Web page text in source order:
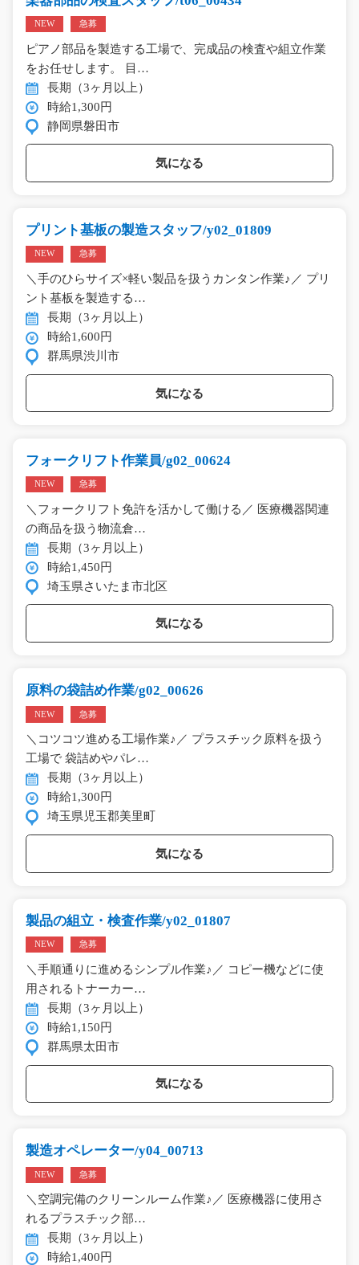
NEW 急募
ピアノ部品を製造する工場で、完成品の検査や組立作業
をお任せします。 目…
長期（3ヶ月以上）
時給1,300円
静岡県磐田市
気になる
プリント基板の製造スタッフ/y02_01809
NEW 急募
＼手のひらサイズ×軽い製品を扱うカンタン作業♪／ プリ
ント基板を製造する…
長期（3ヶ月以上）
時給1,600円
群馬県渋川市
気になる
フォークリフト作業員/g02_00624
NEW 急募
＼フォークリフト免許を活かして働ける／ 医療機器関連
の商品を扱う物流倉…
長期（3ヶ月以上）
時給1,450円
埼玉県さいたま市北区
気になる
原料の袋詰め作業/g02_00626
NEW 急募
＼コツコツ進める工場作業♪／ プラスチック原料を扱う
工場で 袋詰めやパレ…
長期（3ヶ月以上）
時給1,300円
埼玉県児玉郡美里町
気になる
製品の組立・検査作業/y02_01807
NEW 急募
＼手順通りに進めるシンプル作業♪／ コピー機などに使
用されるトナーカー…
長期（3ヶ月以上）
時給1,150円
群馬県太田市
気になる
製造オペレーター/y04_00713
NEW 急募
＼空調完備のクリーンルーム作業♪／ 医療機器に使用さ
れるプラスチック部…
長期（3ヶ月以上）
時給1,400円